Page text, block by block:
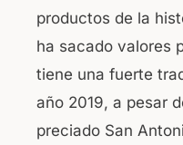
productos de la
ha sacado valores
tiene una fuerte
año 2019, a pesar
preciado San